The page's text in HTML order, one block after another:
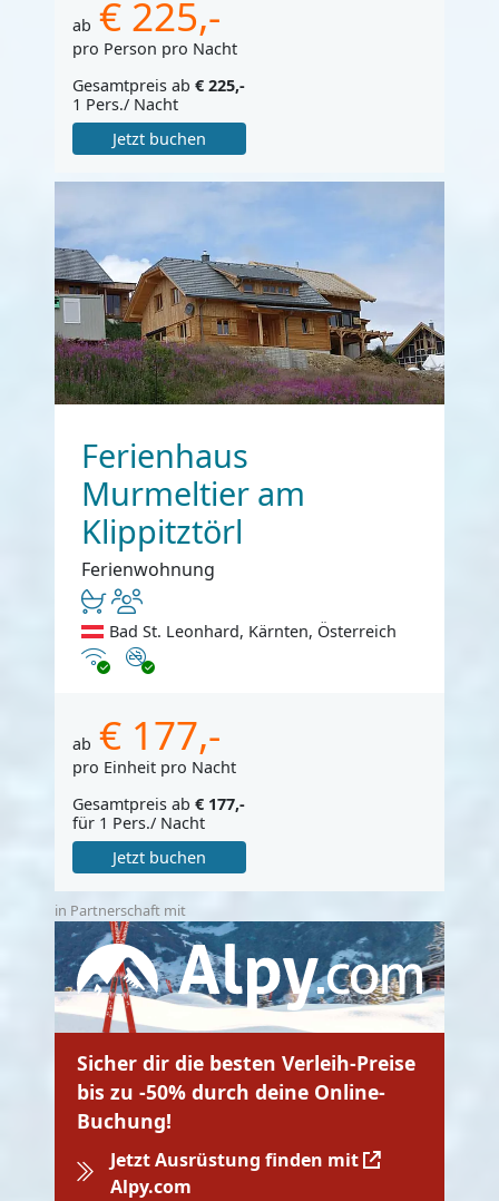
ab € 225,-
pro Person pro Nacht
Gesamtpreis ab € 225,-
1 Pers./ Nacht
Jetzt buchen
Ferienhaus
Murmeltier am
Klippitztörl
Ferienwohnung
Bad St. Leonhard, Kärnten, Österreich
InternetNichtraucher
ab € 177,-
pro Einheit pro Nacht
Gesamtpreis ab € 177,-
für 1 Pers./ Nacht
Jetzt buchen
in Partnerschaft mit
Sicher dir die besten Verleih-Preise
bis zu -50% durch deine Online-
Buchung!
Jetzt Ausrüstung finden mit
Alpy.com